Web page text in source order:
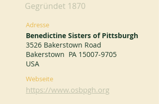
Gegründet 1870
Adresse
Benedictine Sisters of Pittsburgh
3526 Bakerstown Road
Bakerstown PA 15007-9705
USA
Webseite
https://www.osbpgh.org